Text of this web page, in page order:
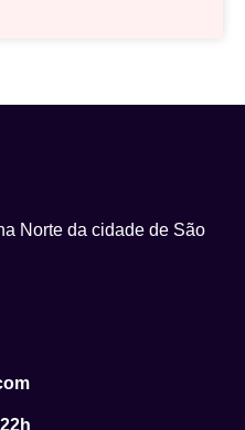
Norte da cidade de São